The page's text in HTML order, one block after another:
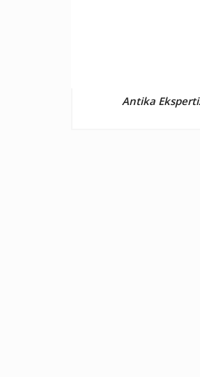
Antika